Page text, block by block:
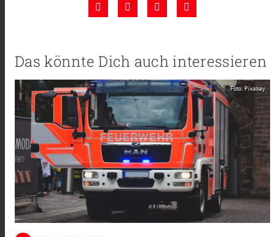
Das könnte Dich auch interessieren
Foto: Pixabay